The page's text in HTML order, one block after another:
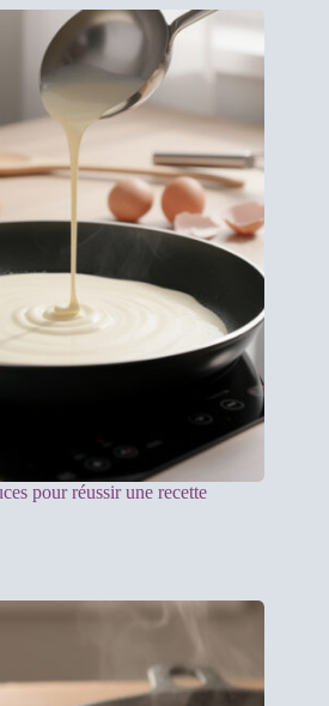
pour réussir une recette